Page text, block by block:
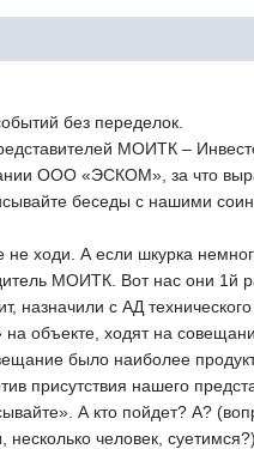
без переделок.
МОИТК –
ООО «ЭСКОМ», за что
беседы с нашими
ходи. А если шкурка
МОИТК. Вот нас они 1й
назначили с АД
объекте, ходят на
было наиболее
нашего
А кто пойдет? А?
человек,